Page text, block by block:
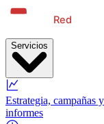
Servicios
Estrategia, campañas
informes